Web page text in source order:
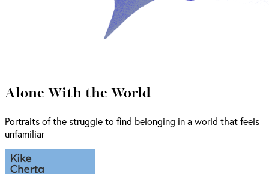
Alone With the World
Portraits of the struggle to find belonging in a world that feels
unfamiliar